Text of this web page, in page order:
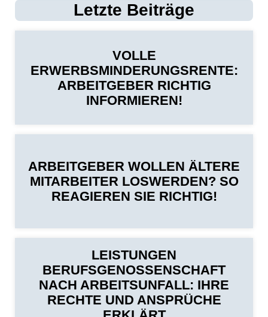
Letzte Beiträge
VOLLE
ERWERBSMINDERUNGSRENTE:
ARBEITGEBER RICHTIG
INFORMIEREN!
ARBEITGEBER WOLLEN ÄLTERE
MITARBEITER LOSWERDEN? SO
REAGIEREN SIE RICHTIG!
LEISTUNGEN
BERUFSGENOSSENSCHAFT
NACH ARBEITSUNFALL: IHRE
RECHTE UND ANSPRÜCHE